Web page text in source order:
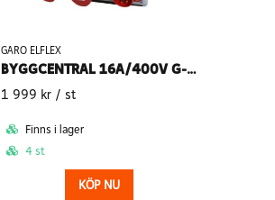
GARO ELFLEX
BYGGCENTRAL 16A/400V G-BOX
1 999 kr / st
Finns i lager
4 st
KÖP NU